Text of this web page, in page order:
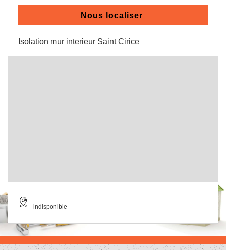
Nous localiser
Isolation mur interieur Saint Cirice
indisponible